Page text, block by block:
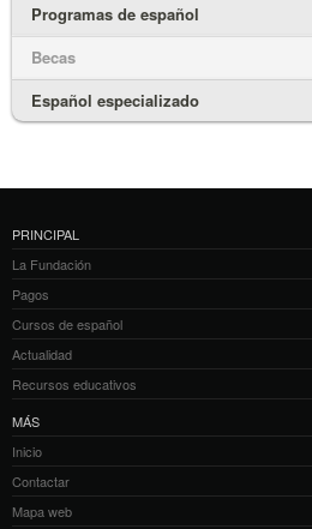
Programas de español
Becas
Español especializado
PRINCIPAL
La Fundación
Pagos
Cursos de español
Actualidad
Recursos educativos
MÁS
Inicio
Contactar
Mapa web